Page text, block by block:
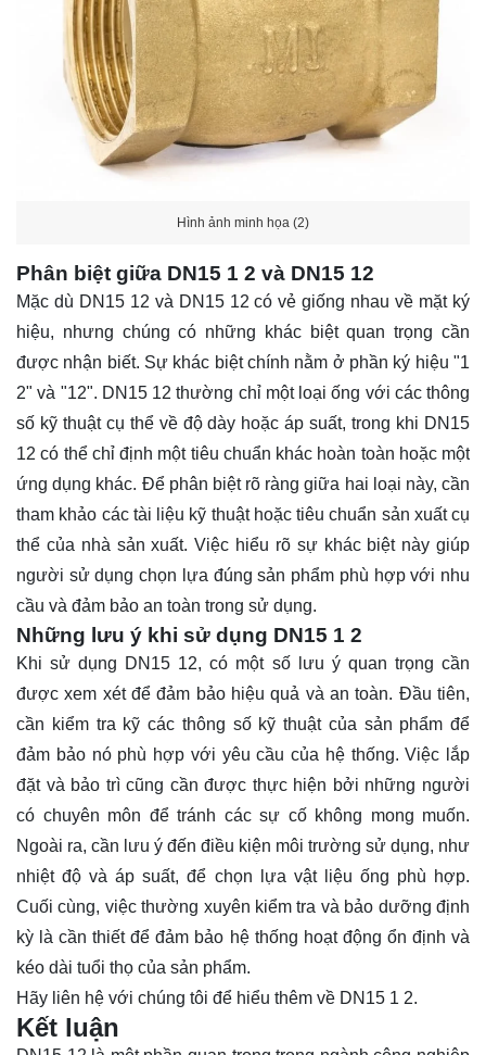
Hình ảnh minh họa (2)
Phân biệt giữa DN15 1 2 và DN15 12
Mặc dù DN15 12 và DN15 12 có vẻ giống nhau về mặt ký
hiệu, nhưng chúng có những khác biệt quan trọng cần
được nhận biết. Sự khác biệt chính nằm ở phần ký hiệu "1
2" và "12". DN15 12 thường chỉ một loại ống với các thông
số kỹ thuật cụ thể về độ dày hoặc áp suất, trong khi DN15
12 có thể chỉ định một tiêu chuẩn khác hoàn toàn hoặc một
ứng dụng khác. Để phân biệt rõ ràng giữa hai loại này, cần
tham khảo các tài liệu kỹ thuật hoặc tiêu chuẩn sản xuất cụ
thể của nhà sản xuất. Việc hiểu rõ sự khác biệt này giúp
người sử dụng chọn lựa đúng sản phẩm phù hợp với nhu
cầu và đảm bảo an toàn trong sử dụng.
Những lưu ý khi sử dụng DN15 1 2
Khi sử dụng DN15 12, có một số lưu ý quan trọng cần
được xem xét để đảm bảo hiệu quả và an toàn. Đầu tiên,
cần kiểm tra kỹ các thông số kỹ thuật của sản phẩm để
đảm bảo nó phù hợp với yêu cầu của hệ thống. Việc lắp
đặt và bảo trì cũng cần được thực hiện bởi những người
có chuyên môn để tránh các sự cố không mong muốn.
Ngoài ra, cần lưu ý đến điều kiện môi trường sử dụng, như
nhiệt độ và áp suất, để chọn lựa vật liệu ống phù hợp.
Cuối cùng, việc thường xuyên kiểm tra và bảo dưỡng định
kỳ là cần thiết để đảm bảo hệ thống hoạt động ổn định và
kéo dài tuổi thọ của sản phẩm.
Hãy liên hệ với chúng tôi để hiểu thêm về DN15 1 2.
Kết luận